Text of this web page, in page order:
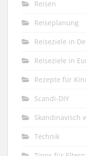
Reisen
Reiseplanung
Reiseziele in
Reiseziele in
Rezepte für
Scandi-DIY
Skandinavisch
Technik